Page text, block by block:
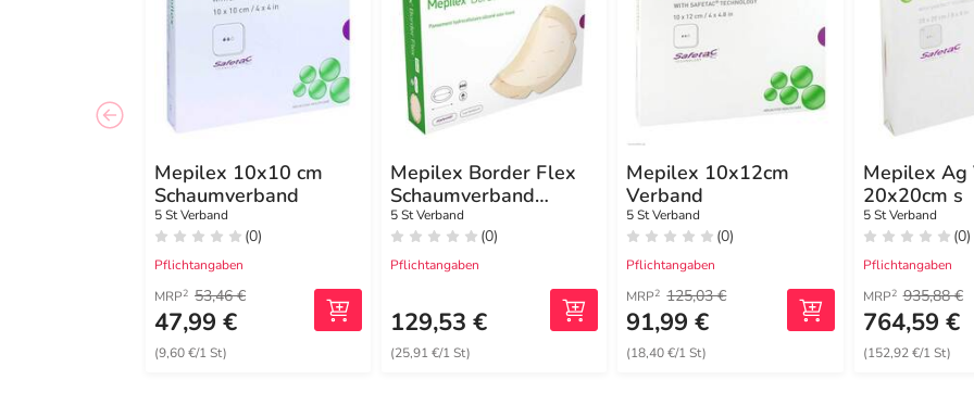
Mepilex 10x10 cm
Schaumverband
5 St Verband
(0)
Pflichtangaben
MRP2 53,46 €
47,99 €
(9,60 €/1 St)
Mepilex Border Flex
Schaumverband
haft.7,8x10 cm oval
5 St Verband
(0)
Pflichtangaben
129,53 €
(25,91 €/1 St)
Mepilex 10x12cm
Verband
5 St Verband
(0)
Pflichtangaben
MRP2 125,03 €
91,99 €
(18,40 €/1 St)
Mepilex Ag
20x20cm s
5 St Verband
(0)
Pflichtangaben
MRP2 935,88 €
764,59 €
(152,92 €/1 St)